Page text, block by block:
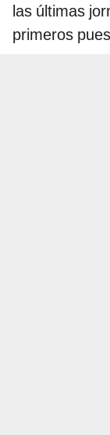
las últimas
primeros